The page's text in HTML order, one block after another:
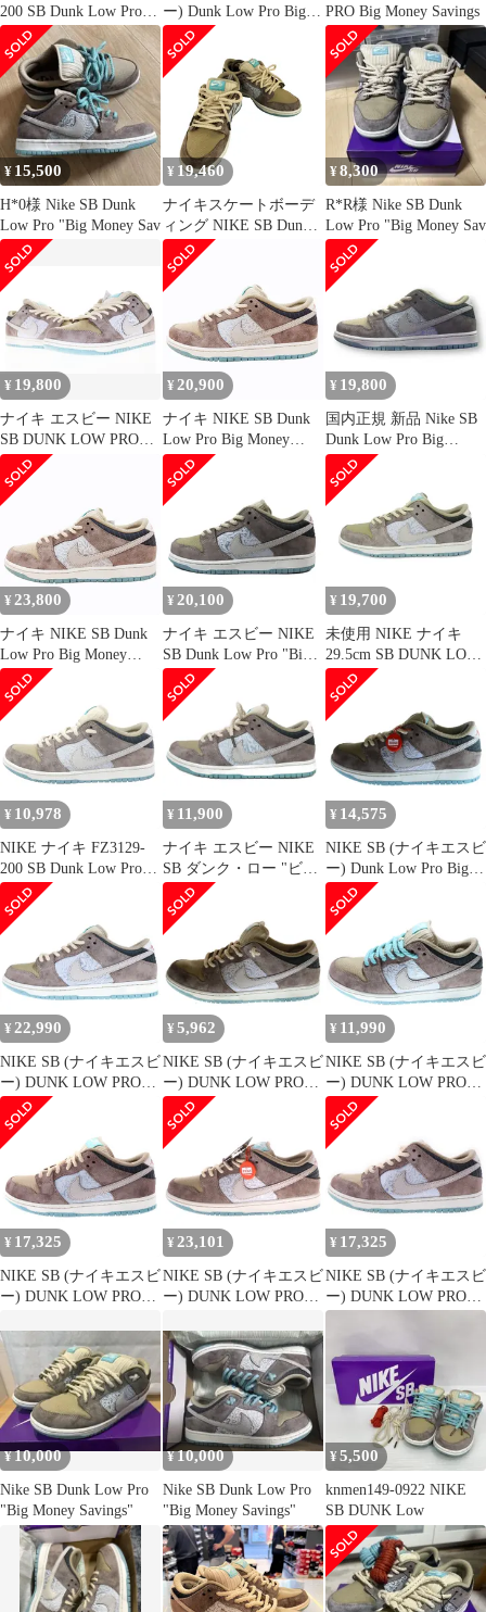
200 SB Dunk Low Pro
Big Money Savings ダン
ク ロー プロ ビッグマ
ネー セービングス ロー
カット スニーカー ブラ
ウン系 マルチカラー系
27cm【中古】
ー) Dunk Low Pro Big
Money Savings ダンク
ロー プロ ビッグマネー
セービングス ローカッ
トスニーカー マルチ
US9.5/27.5cm
PRO Big Money Savings
¥ 15,500
H*0様 Nike SB Dunk
Low Pro "Big Money Sav
¥ 19,460
ナイキスケートボーデ
ィング NIKE SB Dunk
Low Pro Big Money
Savings メンズ JPN：26
¥8,300
R*R様 Nike SB Dunk
Low Pro "Big Money Sav
¥ 19,800
ナイキ エスビー NIKE
SB DUNK LOW PRO
BIG MONEY SAVINGS
27cm FZ3129-200 ダン
ク ロー プロ ビッグ マ
ネー セービングス 【ブ
ランド古着ベクトル】
【中古】 ▲■250319
¥ 20,900
ナイキ NIKE SB Dunk
Low Pro Big Money
Savings ダンク ロー ビ
ッグ マネー セービング
スニーカー シューズ 切
替 スエード 総柄
FZ3129-200 ブラウン
シルバー マルチカラー
US9.5 27.5cm
¥ 19,800
国内正規 新品 Nike SB
Dunk Low Pro Big
Money Savings FZ3129-
200 ビッグマネー セー
ビングス ダンク スニー
カー ナイキ 26cm
73855A1
¥ 23,800
ナイキ NIKE SB Dunk
Low Pro Big Money
Savings ダンク ロー ビ
ッグ マネー セービング
スニーカー シューズ 切
替 スエード 総柄
FZ3129-200 ブラウン
シルバー マルチカラー
US9.5 27.5cm
¥ 20,100
ナイキ エスビー NIKE
SB Dunk Low Pro "Big
Money Savings" ダンク
ロー プロ "ビッグマネ
ー セービングス"
FZ3129-200 靴 シュー
ズ 27㎝ メンズ
¥ 19,700
未使用 NIKE ナイキ
29.5cm SB DUNK LOW
PRO PRM BIG MONEY
SAVINGS FZ3129-200
スケートボーディング
ダンク ブラウン
88000119
¥ 10,978
NIKE ナイキ FZ3129-
200 SB Dunk Low Pro
Big Money Savings ダン
ク ロー プロ ローカッ
トスニーカー チャコー
ル系 ベージュ系
26.5cm【中古】
¥ 11,900
ナイキ エスビー NIKE
SB ダンク・ロー "ビッ
グ・マネー・セービン
グ" FZ3129-200 DUNK
LOW PRO スニーカー
26.5cm US8.5 ■MNK3
¥ 14,575
NIKE SB (ナイキエスビ
ー) Dunk Low Pro Big
Money Savings ダンク
ロー プロ ビッグマネー
セービングス ローカッ
トスニーカー ブラウン/
ライトブルー US9/27cm
FZ3129-200
¥ 22,990
NIKE SB (ナイキエスビ
ー) DUNK LOW PRO
BIG MONEY SAVINGS
FZ3129-200 ダンク プ
ロ ビック マニー セー
ビングス ローカットス
ニーカー ブラウン
US10/28cm
¥ 5,962
NIKE SB (ナイキエスビ
ー) DUNK LOW PRO
BIG MONEY SAVINGS
FZ3129-200 ダンク プ
ロ ビッグマネー セービ
ングス ローカットスニ
ーカー US11.5/29.5cm
マルチ
¥ 11,990
NIKE SB (ナイキエスビ
ー) DUNK LOW PRO
BIG MONEY SAVINGS
ダンク プロ ビッグマネ
ー セービングス ローカ
ットスニーカー マルチ
US8.5/26.5cm FZ3129-
200
¥ 17,325
NIKE SB (ナイキエスビ
ー) DUNK LOW PRO
ダンク プロ ビッグマネ
ー セービングス ローカ
ットスニーカー ブラウ
ン US8.5/26.5cm
FZ3129-200
¥ 23,101
NIKE SB (ナイキエスビ
ー) DUNK LOW PRO
ダンク ロー プロ ビッ
グマネー セービングス
ローカットスニーカー
マルチ US10/28cm
FZ3129-200
¥ 17,325
NIKE SB (ナイキエスビ
ー) DUNK LOW PRO
Big Money Savings
プロビッグマネー セー
ビングス ローカットス
ニーカー ブラウン
US9.5/27.5cm
¥10,000
Nike SB Dunk Low Pro
"Big Money Savings"
¥10,000
Nike SB Dunk Low Pro
"Big Money Savings"
¥5,500
knmen149-0922 NIKE
SB DUNK Low